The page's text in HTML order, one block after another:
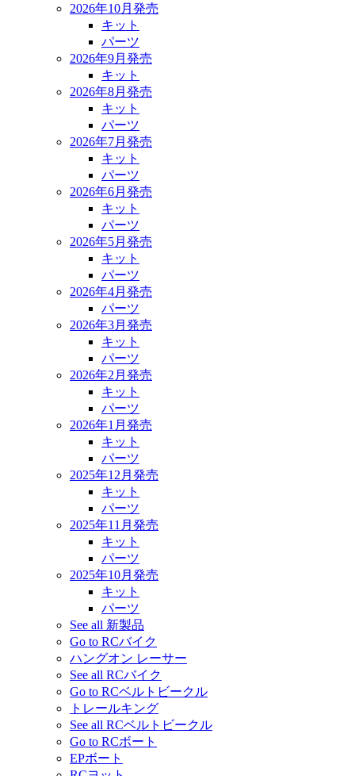
2026年10月発売
キット
パーツ
2026年9月発売
キット
2026年8月発売
キット
パーツ
2026年7月発売
キット
パーツ
2026年6月発売
キット
パーツ
2026年5月発売
キット
パーツ
2026年4月発売
パーツ
2026年3月発売
キット
パーツ
2026年2月発売
キット
パーツ
2026年1月発売
キット
パーツ
2025年12月発売
キット
パーツ
2025年11月発売
キット
パーツ
2025年10月発売
キット
パーツ
See all 新製品
Go to RCバイク
ハングオン レーサー
See all RCバイク
Go to RCベルトビークル
トレールキング
See all RCベルトビークル
Go to RCボート
EPボート